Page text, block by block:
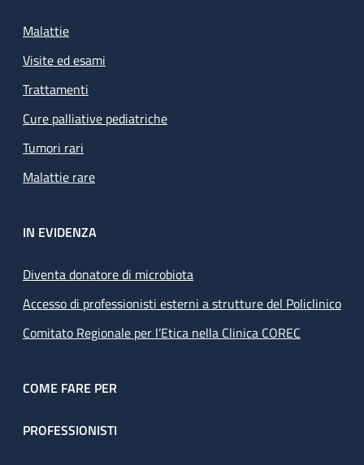
Malattie
Visite ed esami
Trattamenti
Cure palliative pediatriche
Tumori rari
Malattie rare
IN EVIDENZA
Diventa donatore di microbiota
Accesso di professionisti esterni a strutture del Policlinico
Comitato Regionale per l’Etica nella Clinica COREC
COME FARE PER
PROFESSIONISTI